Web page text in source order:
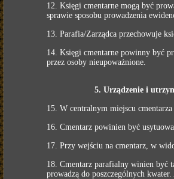
12. Księgi cmentarne mogą być
sprawie sposobu prowadzenia
13. Parafia/Zarządca przechowuje
14. Księgi cmentarne powinny być
przez osoby nieupoważnione.
5. Urządzenie i
15. W centralnym miejscu
16. Cmentarz powinien być
17. Przy wejściu na cmentarz, w
18. Cmentarz parafialny winien być
prowadzą do poszczególnych